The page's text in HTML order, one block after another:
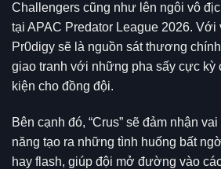
Challengers cũng như lên ngôi vô
tại APAC Predator League 2026. Với
Pr0digy sẽ là nguồn sát thương
giao tranh với những pha sấy cực kỳ
kiện cho đồng đội.
Bên cạnh đó, “Crus” sẽ đảm nhận
năng tạo ra những tình huống bất
hay flash, giúp đội mở đường vào